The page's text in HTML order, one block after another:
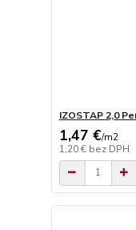
IZOSTAP 2,0
1,47 €/m2
1,20 € bez DPH